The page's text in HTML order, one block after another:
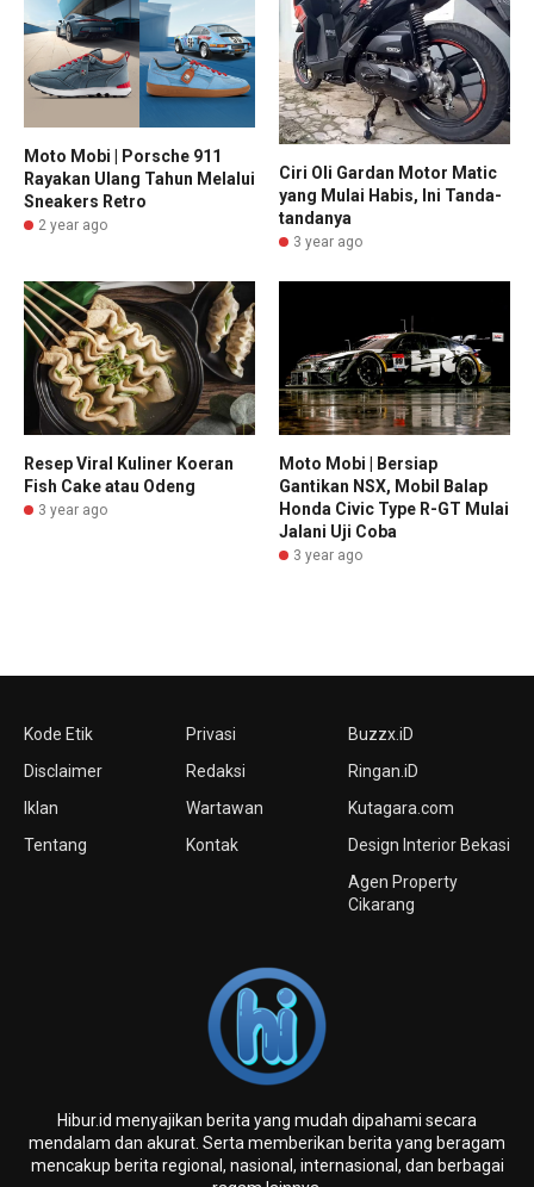
Moto Mobi | Porsche 911
Rayakan Ulang Tahun Melalui
Sneakers Retro
2 year ago
Ciri Oli Gardan Motor Matic
yang Mulai Habis, Ini Tanda-
tandanya
3 year ago
Resep Viral Kuliner Koeran
Fish Cake atau Odeng
3 year ago
Moto Mobi | Bersiap
Gantikan NSX, Mobil Balap
Honda Civic Type R-GT Mulai
Jalani Uji Coba
3 year ago
Kode Etik
Disclaimer
Iklan
Tentang
Privasi
Redaksi
Wartawan
Kontak
Buzzx.iD
Ringan.iD
Kutagara.com
Design Interior Bekasi
Agen Property
Cikarang
Hibur.id menyajikan berita yang mudah dipahami secara
mendalam dan akurat. Serta memberikan berita yang beragam
mencakup berita regional, nasional, internasional, dan berbagai